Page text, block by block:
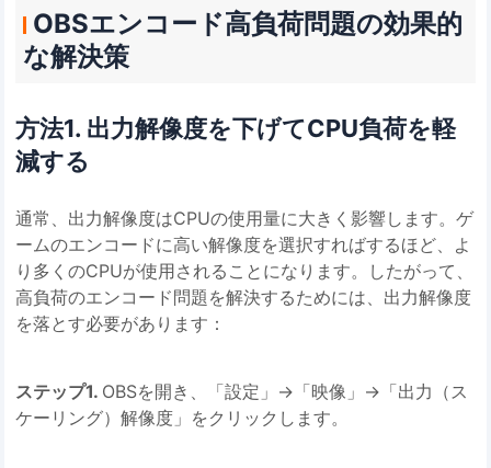
OBSエンコード高負荷問題の効果的
な解決策
方法1. 出力解像度を下げてCPU負荷を軽
減する
通常、出力解像度はCPUの使用量に大きく影響します。ゲ
ームのエンコードに高い解像度を選択すればするほど、よ
り多くのCPUが使用されることになります。したがって、
高負荷のエンコード問題を解決するためには、出力解像度
を落とす必要があります：
ステップ1. OBSを開き、「設定」→「映像」→「出力（ス
ケーリング）解像度」をクリックします。